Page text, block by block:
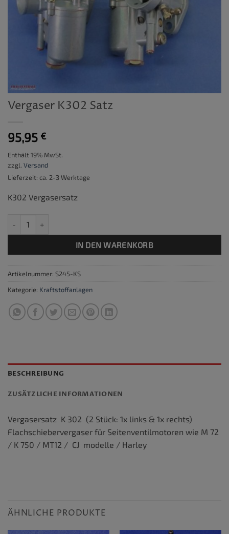
Vergaser K302 Satz
95,95 €
Enthält 19% MwSt.
zzgl. Versand
Lieferzeit: ca. 2-3 Werktage
K302 Vergasersatz
IN DEN WARENKORB
Artikelnummer: S245-KS
Kategorie: Kraftstoffanlagen
BESCHREIBUNG
ZUSÄTZLICHE INFORMATIONEN
Vergasersatz K 302 (2 Stück: 1x links & 1x rechts)
Flachschiebervergaser für Seitenventilmotoren wie M 72
/ K 750 / MT12 / CJ modelle / Harley
ÄHNLICHE PRODUKTE